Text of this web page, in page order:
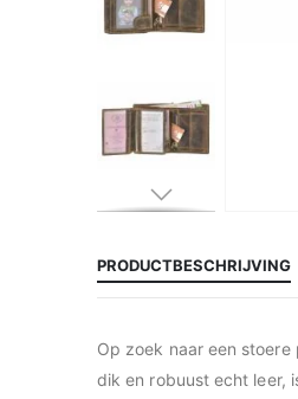
Ga
begin
van
de
afbeeldingen-
PRODUCTBESCHRIJVING
Op zoek naar een
dik en robuust echt leer,